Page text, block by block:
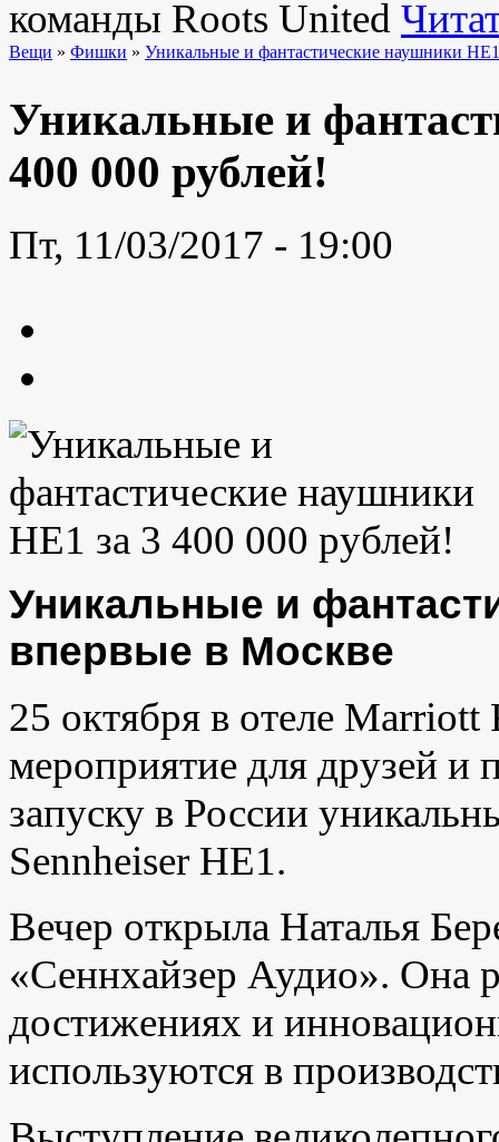
команды Roots United
Вещи » Фишки » Уникальные и фантастические наушники
Уникальные и
400 000 рублей!
Пт, 11/03/2017 - 19:00
Уникальные и
впервые в Москве
25 октября в отеле Marriott
мероприятие для друзей и
запуску в России
Sennheiser HE1.
Вечер открыла Наталья
«Сеннхайзер Аудио». Она
достижениях и
используются в